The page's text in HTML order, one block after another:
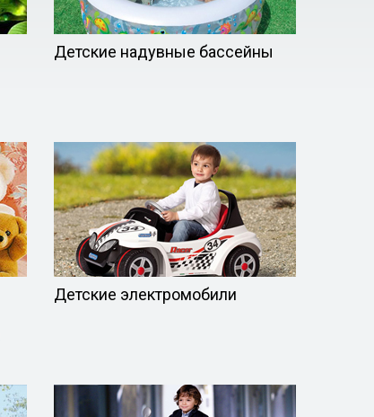
Детские надувные бассейны
Детские электромобили